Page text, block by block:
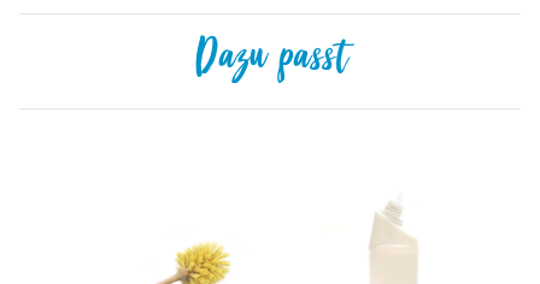
Dazu passt